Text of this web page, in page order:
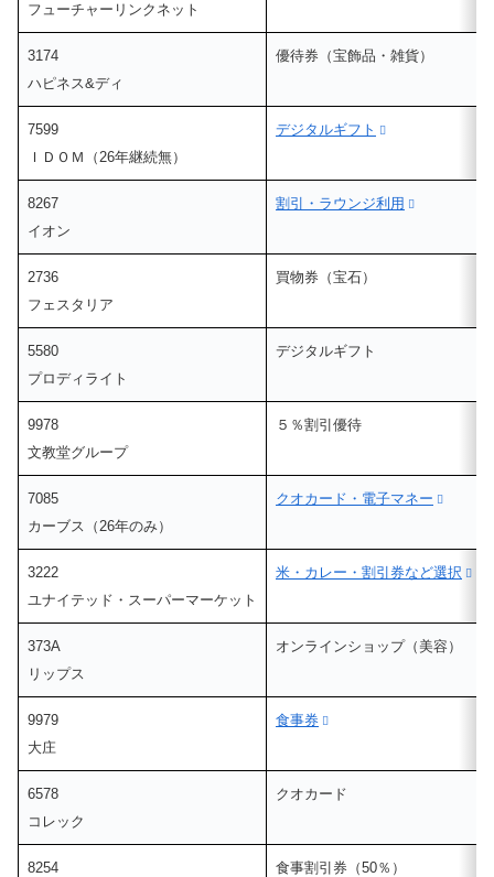
フューチャーリンクネット
3174
ハピネス&ディ
優待券（宝飾品・雑貨）
7599
ＩＤＯＭ（26年継続無）
デジタルギフト
8267
イオン
割引・ラウンジ利用
2736
フェスタリア
買物券（宝石）
5580
プロディライト
デジタルギフト
9978
文教堂グループ
５％割引優待
7085
カーブス（26年のみ）
クオカード・電子マネー
3222
ユナイテッド・スーパーマーケット
米・カレー・割引券など選択
373A
リップス
オンラインショップ（美容）
9979
大庄
食事券
6578
コレック
クオカード
8254
食事割引券（50％）